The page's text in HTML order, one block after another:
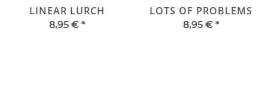
LINEAR LURCH
8,95 € *
LOTS OF PROBLEMS
8,95 € *